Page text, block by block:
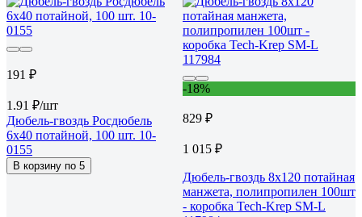
191 ₽
1.91 ₽/шт
Дюбель-гвоздь Росдюбель
6x40 потайной, 100 шт. 10-
0155
В корзину по 5
-18%
829 ₽
1 015 ₽
Дюбель-гвоздь 8х120 потайная
манжета, полипропилен 100шт
- коробка Tech-Krep SM-L